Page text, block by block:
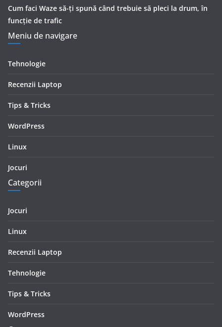
Cum faci Waze să-ți spună când trebuie să pleci la drum, în
funcție de trafic
Meniu de navigare
Tehnologie
Recenzii Laptop
Tips & Tricks
WordPress
Linux
Jocuri
Categorii
Jocuri
Linux
Recenzii Laptop
Tehnologie
Tips & Tricks
WordPress